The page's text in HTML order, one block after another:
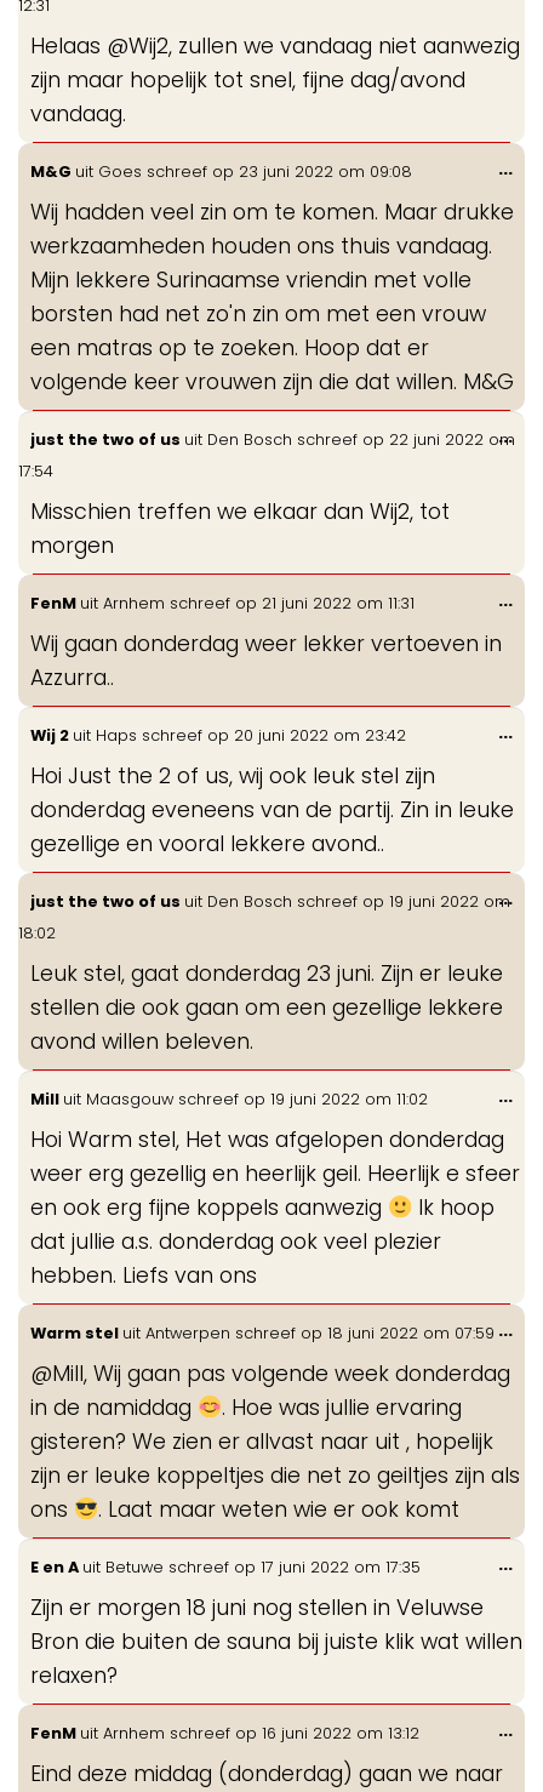
12:31
Helaas @Wij2, zullen we vandaag niet aanwezig
zijn maar hopelijk tot snel, fijne dag/avond
vandaag.
M&G uit Goes schreef op 23 juni 2022 om 09:08
Wij hadden veel zin om te komen. Maar drukke
werkzaamheden houden ons thuis vandaag.
Mijn lekkere Surinaamse vriendin met volle
borsten had net zo'n zin om met een vrouw
een matras op te zoeken. Hoop dat er
volgende keer vrouwen zijn die dat willen. M&G
...
just the two of us uit Den Bosch schreef op 22 juni 2022 om
17:54
Misschien treffen we elkaar dan Wij2, tot
morgen
...
FenM uit Arnhem schreef op 21 juni 2022 om 11:31
Wij gaan donderdag weer lekker vertoeven in
Azzurra..
...
Wij 2 uit Haps schreef op 20 juni 2022 om 23:42
Hoi Just the 2 of us, wij ook leuk stel zijn
donderdag eveneens van de partij. Zin in leuke
gezellige en vooral lekkere avond..
...
just the two of us uit Den Bosch schreef op 19 juni 2022 om
18:02
Leuk stel, gaat donderdag 23 juni. Zijn er leuke
stellen die ook gaan om een gezellige lekkere
avond willen beleven.
...
Mill uit Maasgouw schreef op 19 juni 2022 om 11:02
Hoi Warm stel, Het was afgelopen donderdag
weer erg gezellig en heerlijk geil. Heerlijk e sfeer
en ook erg fijne koppels aanwezig
Ik hoop
dat jullie a.s. donderdag ook veel plezier
hebben. Liefs van ons
...
Warm stel uit Antwerpen schreef op 18 juni 2022 om 07:59
@Mill, Wij gaan pas volgende week donderdag
in de namiddag
. Hoe was jullie ervaring
gisteren? We zien er allvast naar uit , hopelijk
zijn er leuke koppeltjes die net zo geiltjes zijn als
ons
. Laat maar weten wie er ook komt
...
E en A uit Betuwe schreef op 17 juni 2022 om 17:35
Zijn er morgen 18 juni nog stellen in Veluwse
Bron die buiten de sauna bij juiste klik wat willen
relaxen?
...
FenM uit Arnhem schreef op 16 juni 2022 om 13:12
Eind deze middag (donderdag) gaan we naar
...